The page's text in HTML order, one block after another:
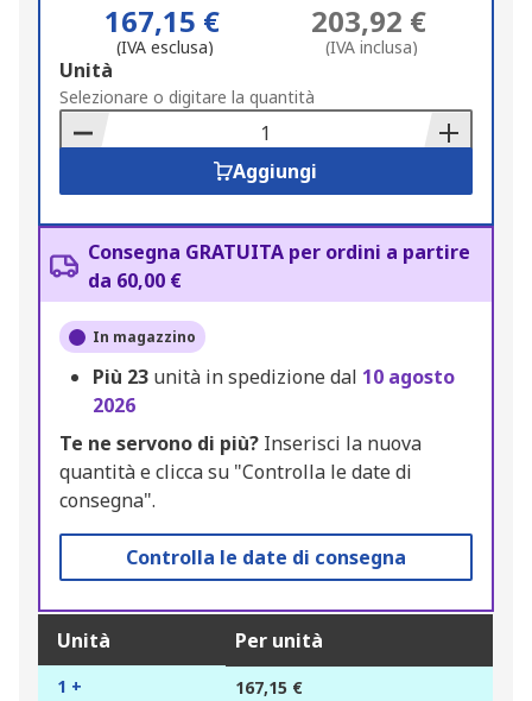
167,15 €
(IVA esclusa)
203,92 €
(IVA inclusa)
Add
to
Basket
Unità
Selezionare o digitare la quantità
Aggiungi
Consegna GRATUITA per ordini a partire
da 60,00 €
In magazzino
Più 23 unità in spedizione dal 10 agosto
2026
Te ne servono di più? Inserisci la nuova
quantità e clicca su "Controlla le date di
consegna".
Controlla le date di consegna
Unità Per unità
1 + 167,15 €